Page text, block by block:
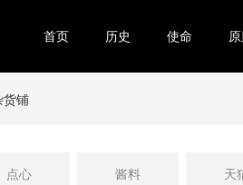
首页 历史 使命
货铺
点心 酱料 天